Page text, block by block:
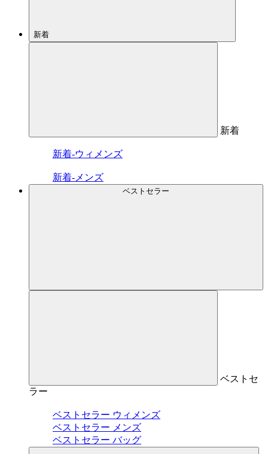
新着
新着
新着-ウィメンズ
新着-メンズ
ベストセラー
ベストセ
ラー
ベストセラー ウィメンズ
ベストセラー メンズ
ベストセラー バッグ